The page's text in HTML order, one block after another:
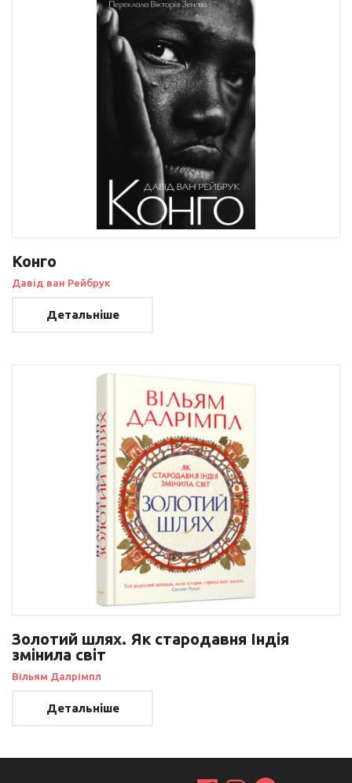
Конго
Давід ван Рейбрук
Детальніше
Золотий шлях. Як стародавня Індія
змінила світ
Вільям Далрімпл
Детальніше